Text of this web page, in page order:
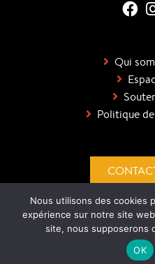
Qui
Politique
DEVENEZ
Nous utilisons des cookies
expérience sur notre site
site, nous supposerons
OK